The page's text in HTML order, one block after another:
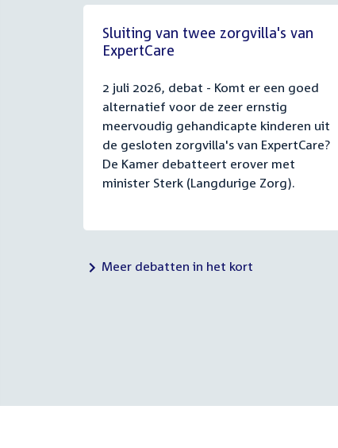
Sluiting van twee zorgvilla's van
ExpertCare
2 juli 2026, debat - Komt er een goed
alternatief voor de zeer ernstig
meervoudig gehandicapte kinderen uit
de gesloten zorgvilla's van ExpertCare?
De Kamer debatteert erover met
minister Sterk (Langdurige Zorg).
Meer debatten in het kort